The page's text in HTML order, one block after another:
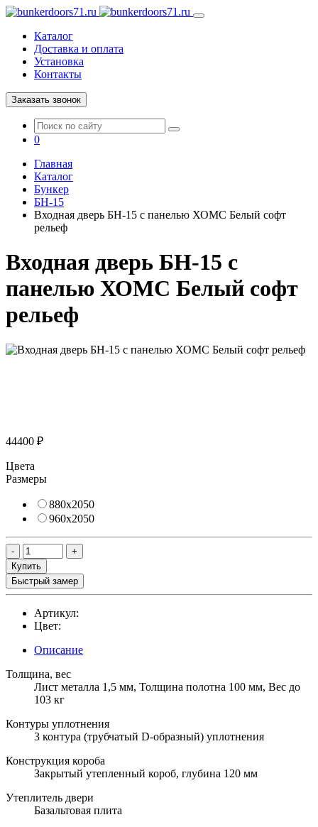
Каталог
Доставка и оплата
Установка
Контакты
Заказать звонок
0
Главная
Каталог
Бункер
БН-15
Входная дверь БН-15 с панелью ХОМС Белый софт
рельеф
Входная дверь БН-15 с
панелью ХОМС Белый софт
рельеф
44400 ₽
Цвета
Размеры
880х2050
960х2050
Купить
Быстрый замер
Артикул:
Цвет:
Описание
Толщина, вес
Лист металла 1,5 мм, Толщина полотна 100 мм, Вес до
103 кг
Контуры уплотнения
3 контура (трубчатый D-образный) уплотнения
Конструкция короба
Закрытый утепленный короб, глубина 120 мм
Утеплитель двери
Базальтовая плита